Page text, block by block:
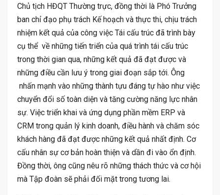
Chủ tịch HĐQT Thường trực, đồng thời là Phó Trưởng
ban chỉ đạo phụ trách Kế hoạch và thực thi, chịu trách
nhiệm kết quả của công việc Tái cấu trúc đã trình bày
cụ thể về những tiến triển của quá trình tái cấu trúc
trong thời gian qua, những kết quả đã đạt được và
những điều cần lưu ý trong giai đoạn sắp tới. Ông
nhấn mạnh vào những thành tựu đáng tự hào như việc
chuyển đổi số toàn diện và tăng cường năng lực nhân
sự. Việc triển khai và ứng dụng phần mềm ERP và
CRM trong quản lý kinh doanh, điều hành và chăm sóc
khách hàng đã đạt được những kết quả nhất định. Cơ
cấu nhân sự cơ bản hoàn thiện và dần đi vào ổn định.
Đồng thời, ông cũng nêu rõ những thách thức và cơ hội
mà Tập đoàn sẽ phải đối mặt trong tương lai.